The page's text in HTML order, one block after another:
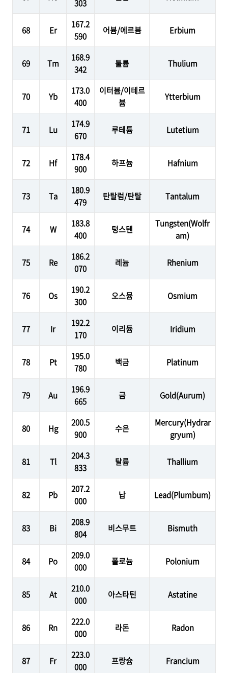
303
68 Er
167.2
590
어븀/에르븀 Erbium
69 Tm
168.9
342
툴륨 Thulium
70 Yb
173.0
400
이터븀/이테르
븀
Ytterbium
71 Lu
174.9
670
루테튬 Lutetium
72 Hf
178.4
900
하프늄 Hafnium
73 Ta
180.9
479
탄탈럼/탄탈 Tantalum
74 W
183.8
400
텅스텐
Tungsten(Wolfr
am)
75 Re
186.2
070
레늄 Rhenium
76 Os
190.2
300
오스뮴 Osmium
77 Ir
192.2
170
이리듐 Iridium
78 Pt
195.0
780
백금 Platinum
79 Au
196.9
665
금 Gold(Aurum)
80 Hg
200.5
900
수은
Mercury(Hydrar
gryum)
81 Tl
204.3
833
탈륨 Thallium
82 Pb
207.2
000
납 Lead(Plumbum)
83 Bi
208.9
804
비스무트 Bismuth
84 Po
209.0
000
폴로늄 Polonium
85 At
210.0
000
아스타틴 Astatine
86 Rn
222.0
000
라돈 Radon
87 Fr
223.0
000
프랑슘 Francium